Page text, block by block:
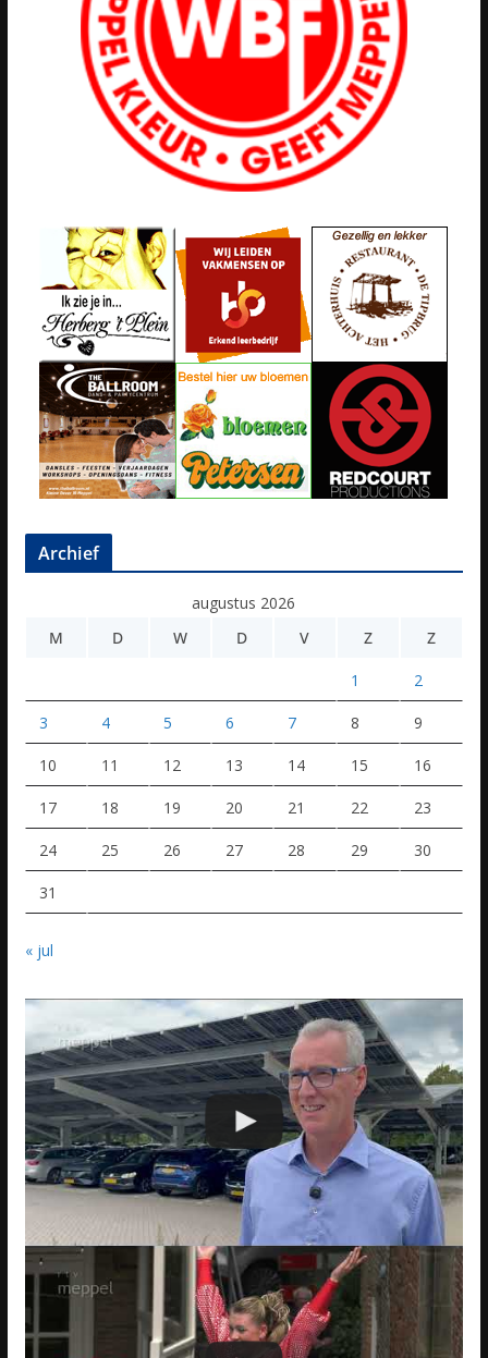
Archief
augustus 2026
M
D W D V Z Z
1 2
3 4 5 6 7 8 9
10 11 12 13 14 15 16
17 18 19 20 21 22 23
24 25 26 27 28 29 30
31
« jul